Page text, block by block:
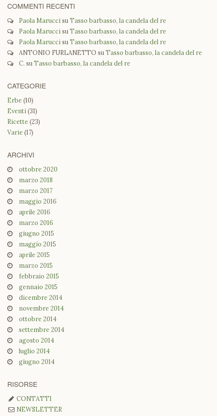
COMMENTI RECENTI
Paola MaruccisuTasso barbasso, la candela del re
Paola MaruccisuTasso barbasso, la candela del re
Paola MaruccisuTasso barbasso, la candela del re
ANTONIO FURLANETTO suTasso barbasso, la candela del re
C. suTasso barbasso, la candela del re
CATEGORIE
Erbe(10)
Eventi (31)
Ricette(23)
Varie(17)
ARCHIVI
ottobre 2020
marzo 2018
marzo 2017
maggio 2016
aprile 2016
marzo 2016
giugno 2015
maggio 2015
aprile 2015
marzo 2015
febbraio 2015
gennaio 2015
dicembre 2014
novembre 2014
ottobre 2014
settembre 2014
agosto 2014
luglio 2014
giugno 2014
RISORSE
CONTATTI
NEWSLETTER